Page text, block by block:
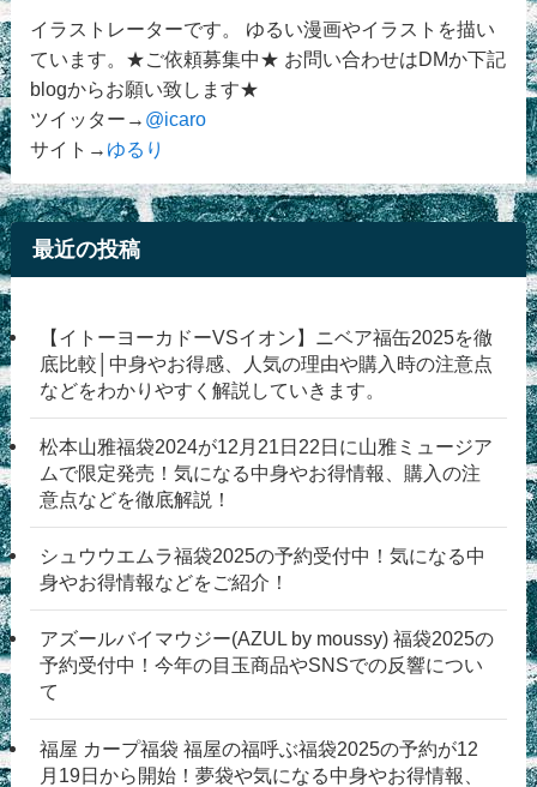
イラストレーターです。 ゆるい漫画やイラストを描い
ています。★ご依頼募集中★ お問い合わせはDMか下記
blogからお願い致します★
ツイッター→ @icaro
サイト→ ゆるり
最近の投稿
【イトーヨーカドーVSイオン】ニベア福缶2025を徹
底比較│中身やお得感、人気の理由や購入時の注意点
などをわかりやすく解説していきます。
松本山雅福袋2024が12月21日22日に山雅ミュージア
ムで限定発売！気になる中身やお得情報、購入の注
意点などを徹底解説！
シュウウエムラ福袋2025の予約受付中！気になる中
身やお得情報などをご紹介！
アズールバイマウジー(AZUL by moussy) 福袋2025の
予約受付中！今年の目玉商品やSNSでの反響につい
て
福屋 カープ福袋 福屋の福呼ぶ福袋2025の予約が12
月19日から開始！夢袋や気になる中身やお得情報、